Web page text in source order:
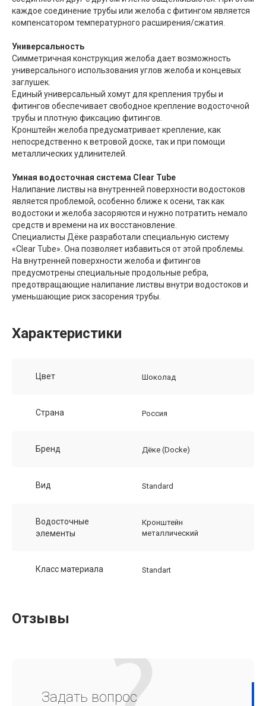
каждое соединение трубы или желоба с фитингом является
компенсатором температурного расширения/сжатия.
Универсальность
Симметричная конструкция желоба дает возможность
универсального использования углов желоба и концевых
заглушек.
Единый универсальный хомут для крепления трубы и
фитингов обеспечивает свободное крепление водосточной
трубы и плотную фиксацию фитингов.
Кронштейн желоба предусматривает крепление, как
непосредственно к ветровой доске, так и при помощи
металлических удлинителей.
Умная водосточная система Clear Tube
Налипание листвы на внутренней поверхности водостоков
является проблемой, особенно ближе к осени, так как
водостоки и желоба засоряются и нужно потратить немало
средств и времени на их восстановление.
Специалисты Дёке разработали специальную систему
«Clear Tube». Она позволяет избавиться от этой проблемы.
На внутренней поверхности желоба и фитингов
предусмотрены специальные продольные ребра,
предотвращающие налипание листвы внутри водостоков и
уменьшающие риск засорения трубы.
Характеристики
Цвет Шоколад
Страна Россия
Бренд Дёке (Docke)
Вид Standard
Водосточные
элементы
Кронштейн
металлический
Класс материала Standart
Отзывы
Задать вопрос